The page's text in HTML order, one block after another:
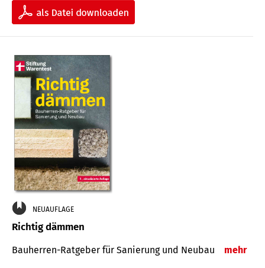
NEUAUFLAGE
Richtig dämmen
Bauherren-Ratgeber für Sanierung und Neubau mehr